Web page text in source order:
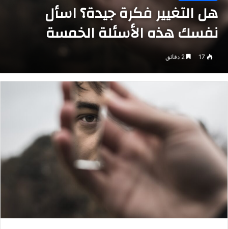
هل التغيير فكرة جيدة؟ اسأل
نفسك هذه الأسئلة الخمسة
17